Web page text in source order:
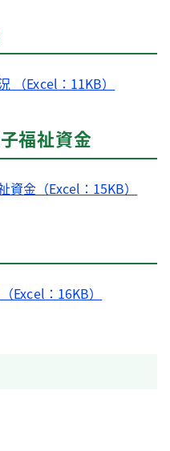
（Excel：11KB）
福祉資金
金（Excel：15KB）
Excel：16KB）